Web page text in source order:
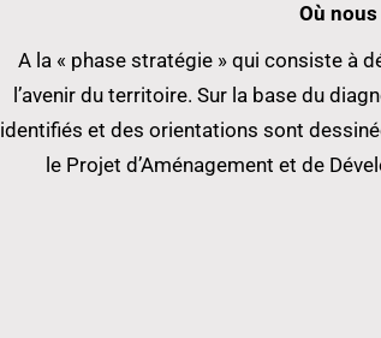
Où
A la « phase stratégie » qui consiste à
l’avenir du territoire. Sur la base du
identifiés et des orientations sont
le Projet d’Aménagement et de